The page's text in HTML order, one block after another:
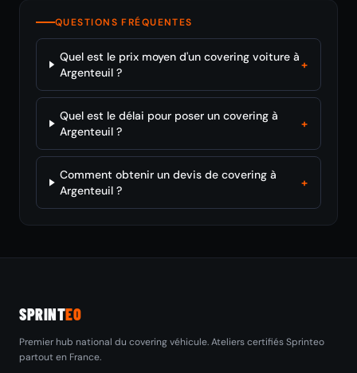
QUESTIONS FRÉQUENTES
Quel est le prix moyen d'un covering voiture à
Argenteuil ?
+
Quel est le délai pour poser un covering à
Argenteuil ?
+
Comment obtenir un devis de covering à
Argenteuil ?
+
SPRINTEO
Premier hub national du covering véhicule. Ateliers certifiés Sprinteo
partout en France.